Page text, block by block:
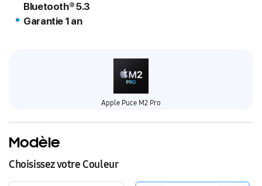
Bluetooth® 5.3
Garantie 1 an
Apple Puce M2 Pro
Modèle
Choisissez votre Couleur